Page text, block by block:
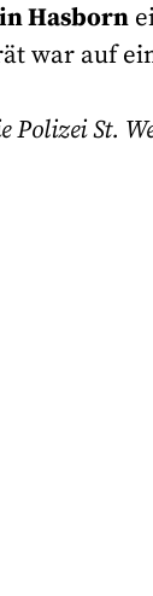
Hasborn
war auf
Polizei St.